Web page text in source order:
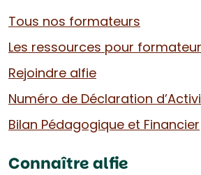
Tous nos formateurs
Les ressources pour formateur
Rejoindre alfie
Numéro de Déclaration
Bilan Pédagogique et Financier
Connaître alfie